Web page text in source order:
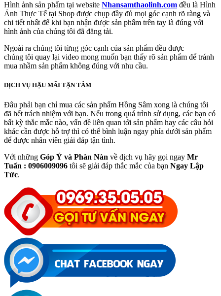
Hình ảnh sản phẩm tại website Nhansamthaolinh.com đều là Hình
Ảnh Thực Tế tại Shop được chụp đầy đủ mọi góc cạnh rõ ràng và
chi tiết nhất để khi bạn nhận được sản phẩm trên tay là đúng với
hình ảnh của chúng tôi đã đăng tải.
Ngoài ra chúng tôi từng góc cạnh của sản phẩm đều được
chúng tôi quay lại video mong muốn bạn thấy rõ sản phẩm để tránh
mua nhầm sản phẩm không đúng với nhu cầu.
DỊCH VỤ HẬU MÃI TẬN TÂM
Đâu phải bạn chỉ mua các sản phẩm Hồng Sâm xong là chúng tôi
đã hết trách nhiệm với bạn. Nếu trong quá trình sử dụng, các bạn có
bất kỳ thắc mắc nào, vấn đề liên quan tới sản phẩm hay các câu hỏi
khác cần được hỗ trợ thì có thể bình luận ngay phía dưới sản phẩm
để được nhân viên giải đáp tận tình.
Với những Góp Ý và Phàn Nàn về dịch vụ hãy gọi ngay Mr
Tuấn : 0906009096 tôi sẽ giải đáp thắc mắc của bạn Ngay Lập
Tức.